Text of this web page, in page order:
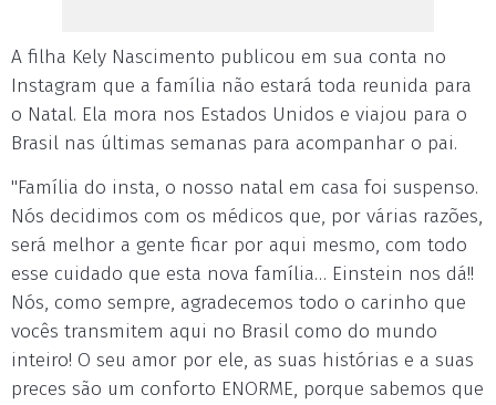
A filha Kely Nascimento publicou em sua conta no
Instagram que a família não estará toda reunida para
o Natal. Ela mora nos Estados Unidos e viajou para o
Brasil nas últimas semanas para acompanhar o pai.
"Família do insta, o nosso natal em casa foi suspenso.
Nós decidimos com os médicos que, por várias razões,
será melhor a gente ficar por aqui mesmo, com todo
esse cuidado que esta nova família… Einstein nos dá!!
Nós, como sempre, agradecemos todo o carinho que
vocês transmitem aqui no Brasil como do mundo
inteiro! O seu amor por ele, as suas histórias e a suas
preces são um conforto ENORME, porque sabemos que